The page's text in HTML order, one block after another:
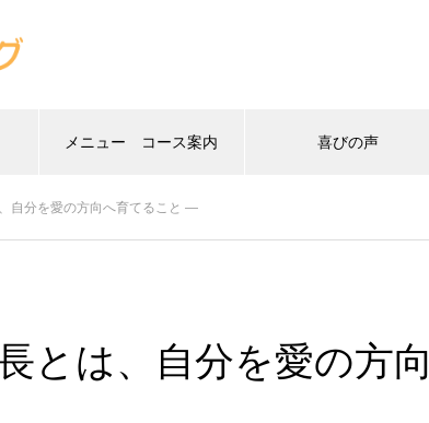
メニュー コース案内 喜びの声
自分を愛の方向へ育てること ―
とは、自分を愛の方向